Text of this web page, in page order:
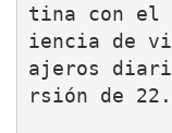
tina con el
iencia de
ajeros
rsión de